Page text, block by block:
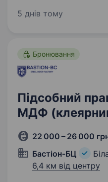
промислових
5 днів тому
Бронювання
Підсобний
МДФ
22 000 – 26 000
Бастіон-БЦ
6,4 км від центру